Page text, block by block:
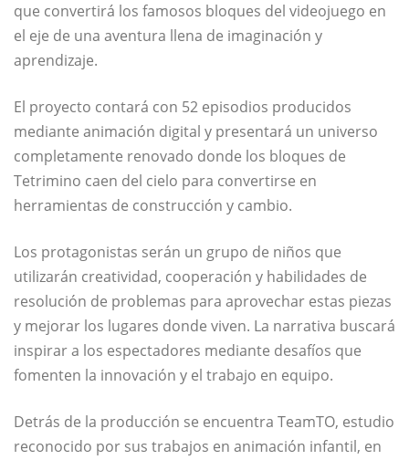
que convertirá los famosos bloques del videojuego en
el eje de una aventura llena de imaginación y
aprendizaje.
El proyecto contará con 52 episodios producidos
mediante animación digital y presentará un universo
completamente renovado donde los bloques de
Tetrimino caen del cielo para convertirse en
herramientas de construcción y cambio.
Los protagonistas serán un grupo de niños que
utilizarán creatividad, cooperación y habilidades de
resolución de problemas para aprovechar estas piezas
y mejorar los lugares donde viven. La narrativa buscará
inspirar a los espectadores mediante desafíos que
fomenten la innovación y el trabajo en equipo.
Detrás de la producción se encuentra TeamTO, estudio
reconocido por sus trabajos en animación infantil, en